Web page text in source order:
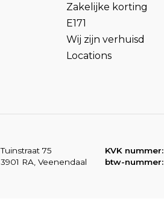
Zakelijke korting
E171
Wij zijn verhuisd
Locations
Tuinstraat 75
3901 RA, Veenendaal
KVK nummer:
btw-nummer: